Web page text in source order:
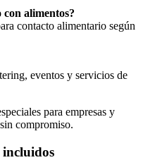
alimentos?
contacto alimentario según
eventos y servicios de
para empresas y
compromiso.
incluidos